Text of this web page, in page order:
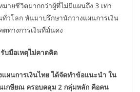
มายชีวิตมากกว่าผู้ที่ไม่มีแผนถึง 3 เท่า
วโลก หันมาปรึกษานักวางแผนการเงิน
ตทางการเงินที่มั่นคง
บมือเหตุไม่คาดคิด
ผนการเงินไทย ได้จัดทำข้อแนะนำ ใน
เกษียณ ครอบคลุม 2 กลุ่มหลัก คือคน